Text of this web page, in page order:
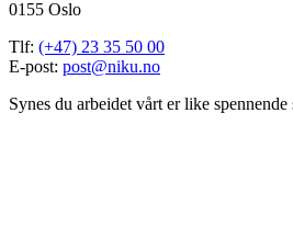
0155 Oslo
Tlf: (+47) 23 35 50 00
E-post: post@niku.no
Synes du arbeidet vårt er like spennende